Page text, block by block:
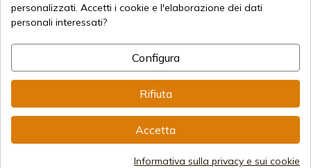
Informazione
info@aceros-de-hispania.com
(+34)978 877 088
personalizzati. Accetti i cookie e l'elaborazione dei dati
personali interessati?
Configura
Rifiuta
Accetta
Informativa sulla privacy e sui cookie